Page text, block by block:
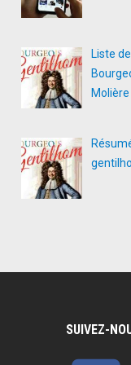
Liste
Molière
SUIVEZ-